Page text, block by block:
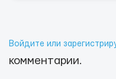
Войдите или
комментарии.